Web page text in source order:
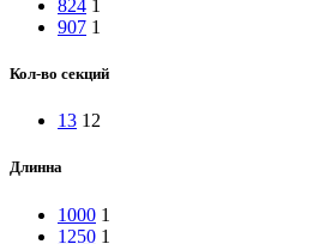
824 1
907 1
Кол-во секций
13 12
Длинна
1000 1
1250 1